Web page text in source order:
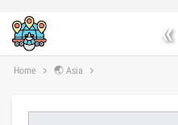
«
Home 🌏 Asia